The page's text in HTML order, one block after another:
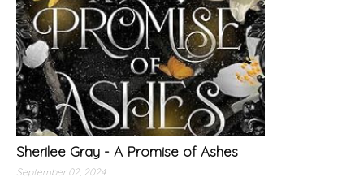
Sherilee Gray - A Promise of Ashes
September 02, 2024